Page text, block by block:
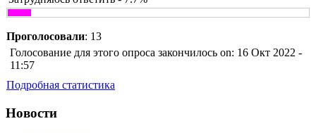
Проголосовали: 13
Голосование для этого опроса закончилось on: 16 Окт 2022 -
11:57
Подробная статистика
Новости